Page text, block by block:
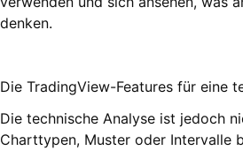
denken.
Die TradingView-Features für eine
Die technische Analyse ist jedoch
Charttypen, Muster oder Intervalle